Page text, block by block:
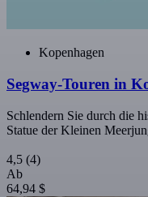
Kopenhagen
Segway-Touren in
Schlendern Sie durch die
Statue der Kleinen
4,5 (4)
Ab
64,94 $